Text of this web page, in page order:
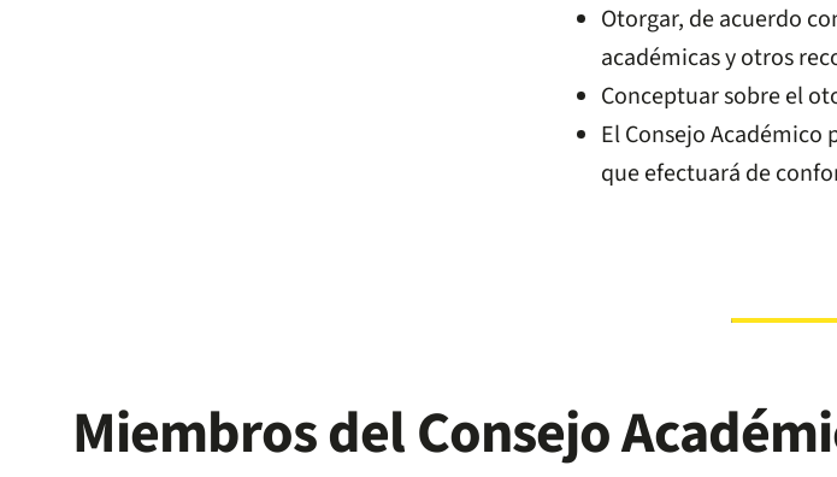
Otorgar, de acuerdo
académicas y otros
Conceptuar sobre el
El Consejo Académico
que efectuará de
Miembros del Consejo